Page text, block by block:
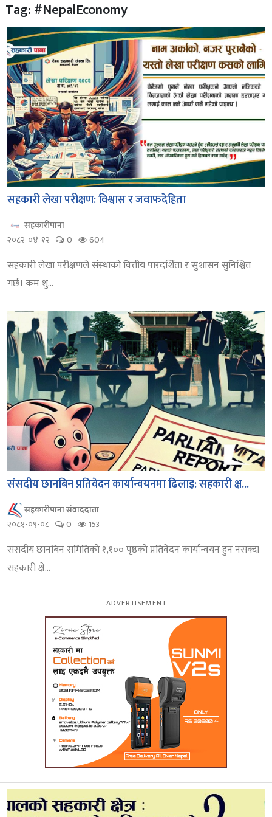
Tag: #NepalEconomy
सहकारी लेखा परीक्षण: विश्वास र जवाफदेहिता
सहकारीपाना
२०८२-०४-१२
0 604
सहकारी लेखा परीक्षणले संस्थाको वित्तीय पारदर्शिता र सुशासन सुनिश्चित
गर्छ। कम शु...
संसदीय छानबिन प्रतिवेदन कार्यान्वयनमा ढिलाइ: सहकारी क्ष...
सहकारीपाना संवाददाता
२०८१-०९-०८
0 153
संसदीय छानबिन समितिको १,१०० पृष्ठको प्रतिवेदन कार्यान्वयन हुन नसक्दा
सहकारी क्षे...
ADVERTISEMENT